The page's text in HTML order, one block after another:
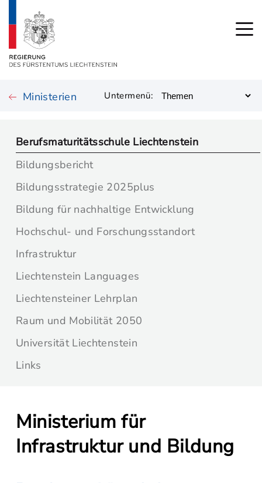
Ministerien Untermenü:
Berufsmaturitätsschule Liechtenstein
Bildungsbericht
Bildungsstrategie 2025plus
Bildung für nachhaltige Entwicklung
Hochschul- und Forschungsstandort
Infrastruktur
Liechtenstein Languages
Liechtensteiner Lehrplan
Raum und Mobilität 2050
Universität Liechtenstein
Links
Ministerium für
Infrastruktur und Bildung